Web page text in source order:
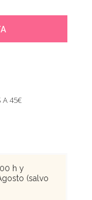
A 45€
h y
(salvo